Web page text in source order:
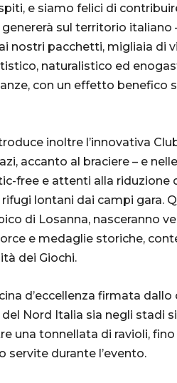
e siamo felici di
sul territorio italiano
nostri pacchetti, migliaia di
naturalistico ed
con un effetto benefico
inoltre l’innovativa
accanto al braciere – e
free e attenti alla riduzione
lontani dai campi gara.
di Losanna, nasceranno
e medaglie storiche,
dei Giochi.
d’eccellenza firmata dallo
Nord Italia sia negli stadi
una tonnellata di ravioli,
durante l’evento.